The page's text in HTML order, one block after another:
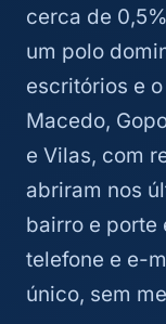
cerca de
um polo
escritórios e
Macedo,
e Vilas, com
abriram nos
bairro e porte
telefone e e-
único, sem